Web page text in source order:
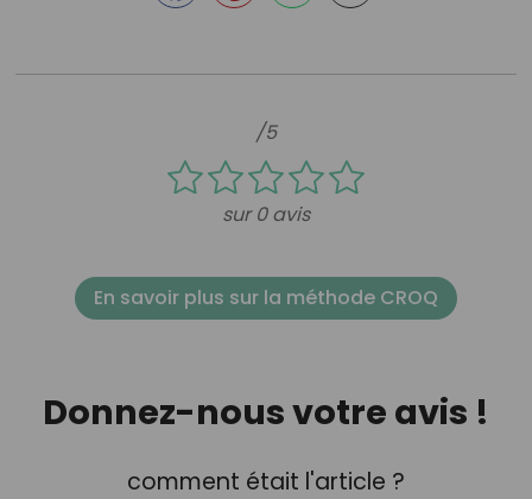
/5
sur 0 avis
En savoir plus sur la méthode CROQ
Donnez-nous votre avis !
comment était l'article ?